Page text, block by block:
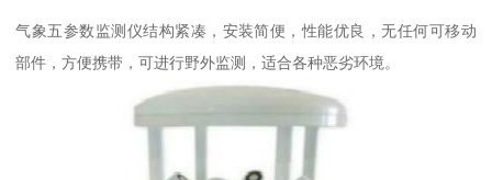
气象五参数监测仪结构紧凑，安装简便，性能优良，无任何可移动
部件，方便携带，可进行野外监测，适合各种恶劣环境。